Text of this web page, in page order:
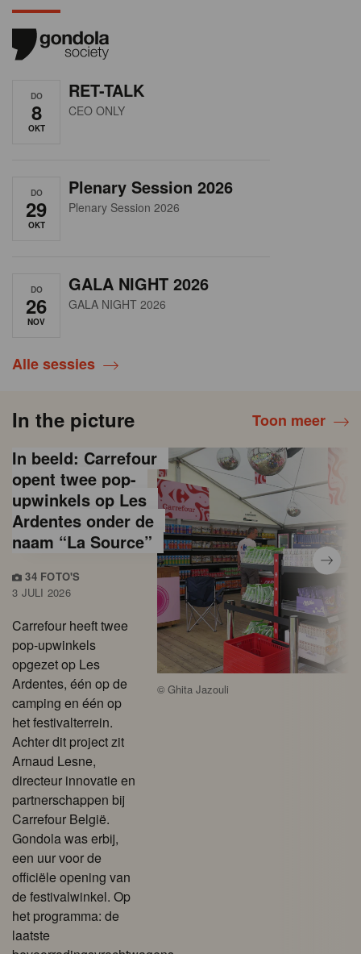
DO
8
OKT
RET-TALK
CEO ONLY
DO
29
OKT
Plenary Session 2026
Plenary Session 2026
DO
26
NOV
GALA NIGHT 2026
GALA NIGHT 2026
Alle sessies
In the picture Toon meer
In beeld: Carrefour
opent twee pop-
upwinkels op Les
Ardentes onder de
naam “La Source”
34 FOTO'S
3 JULI 2026
Carrefour heeft twee
pop-upwinkels
opgezet op Les
Ardentes, één op de
camping en één op
het festivalterrein.
Achter dit project zit
Arnaud Lesne,
directeur innovatie en
partnerschappen bij
Carrefour België.
Gondola was erbij,
een uur voor de
officiële opening van
de festivalwinkel. Op
het programma: de
laatste
©Ghita Jazouli